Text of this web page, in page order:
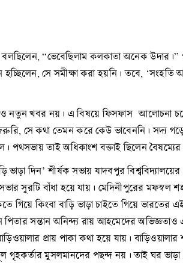
“ভেবেছিলাম কলকাতা অনেক উদার।”
সে সমীক্ষা করা হয়নি। তবে,
নতুন খবর নয়। এ বিষয়ে ফিসফাস আলোচনা
সে কথা তেমন করে কেউ ভাবেননি। সদ্য
তাই অধিকাংশ বক্তাই ছিলেন বৈষম্যের
দিন’ শীর্ষক সভায় যাদবপুর
সুরটি বাঁধা হয়ে যায়। মেদিনীপুরের
কিংবা বাড়ি ভাড়া চাইতে গিয়ে ভারতের
পিতার সন্তান অনিন্দ্য রায় আহমেদের
প্রায় পাকা কথা হয়ে যায়।
গৃহকর্তার মুসলমানদের পছন্দ নয়। তাই ঘর ভাড়া